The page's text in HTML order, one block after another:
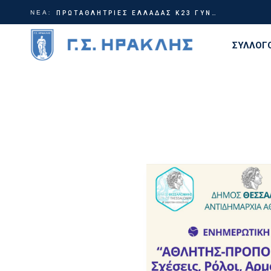
ΝΕΑ:Γίνε μέρος της ιστορίας | Χορηγικά πακέτα ΗρακλήςTable Tennis